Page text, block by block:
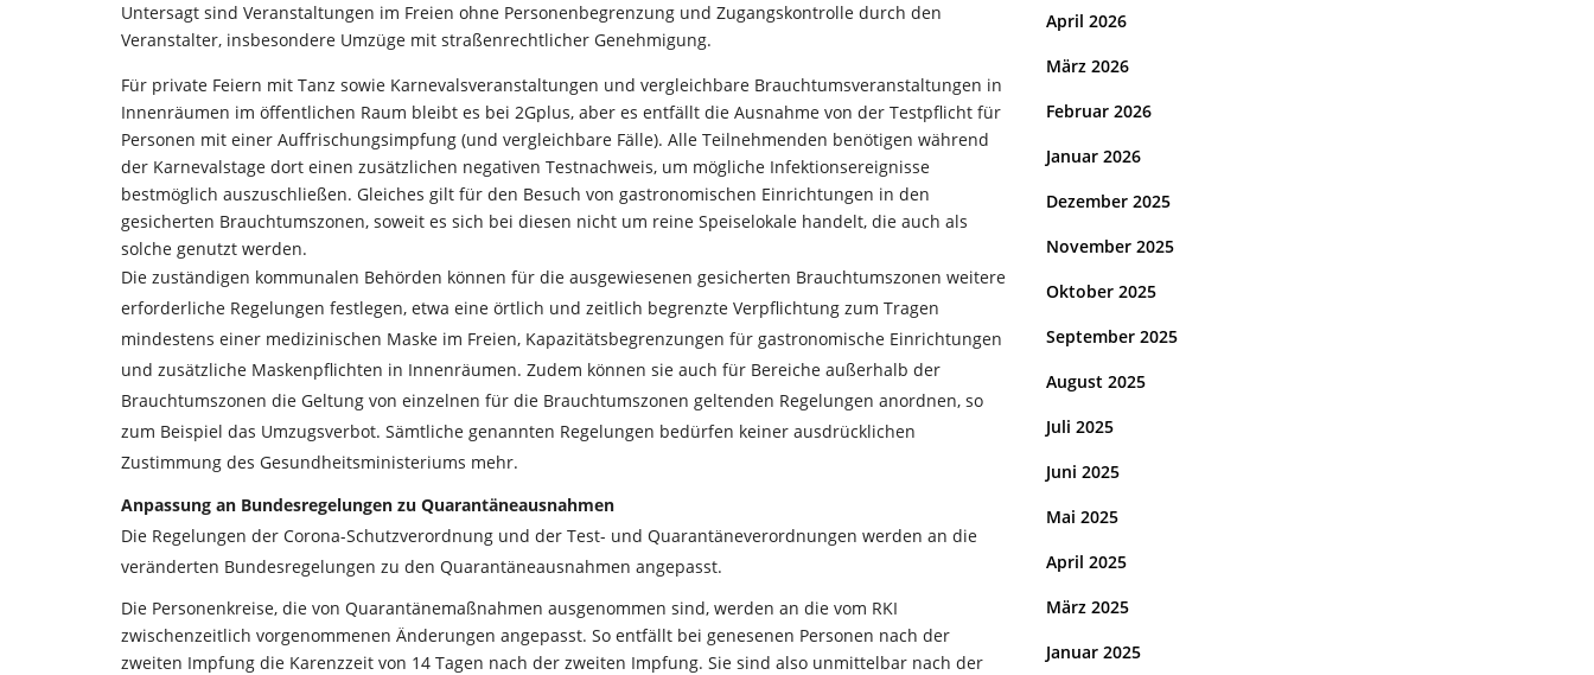
Untersagt sind Veranstaltungen im Freien ohne Personenbegrenzung und Zugangskontrolle durch den
Veranstalter, insbesondere Umzüge mit straßenrechtlicher Genehmigung.
Für private Feiern mit Tanz sowie Karnevalsveranstaltungen und vergleichbare Brauchtumsveranstaltungen in
Innenräumen im öffentlichen Raum bleibt es bei 2Gplus, aber es entfällt die Ausnahme von der Testpflicht für
Personen mit einer Auffrischungsimpfung (und vergleichbare Fälle). Alle Teilnehmenden benötigen während
der Karnevalstage dort einen zusätzlichen negativen Testnachweis, um mögliche Infektionsereignisse
bestmöglich auszuschließen. Gleiches gilt für den Besuch von gastronomischen Einrichtungen in den
gesicherten Brauchtumszonen, soweit es sich bei diesen nicht um reine Speiselokale handelt, die auch als
solche genutzt werden.
Die zuständigen kommunalen Behörden können für die ausgewiesenen gesicherten Brauchtumszonen weitere
erforderliche Regelungen festlegen, etwa eine örtlich und zeitlich begrenzte Verpflichtung zum Tragen
mindestens einer medizinischen Maske im Freien, Kapazitätsbegrenzungen für gastronomische Einrichtungen
und zusätzliche Maskenpflichten in Innenräumen. Zudem können sie auch für Bereiche außerhalb der
Brauchtumszonen die Geltung von einzelnen für die Brauchtumszonen geltenden Regelungen anordnen, so
zum Beispiel das Umzugsverbot. Sämtliche genannten Regelungen bedürfen keiner ausdrücklichen
Zustimmung des Gesundheitsministeriums mehr.
Anpassung an Bundesregelungen zu Quarantäneausnahmen
Die Regelungen der Corona-Schutzverordnung und der Test- und Quarantäneverordnungen werden an die
veränderten Bundesregelungen zu den Quarantäneausnahmen angepasst.
Die Personenkreise, die von Quarantänemaßnahmen ausgenommen sind, werden an die vom RKI
zwischenzeitlich vorgenommenen Änderungen angepasst. So entfällt bei genesenen Personen nach der
zweiten Impfung die Karenzzeit von 14 Tagen nach der zweiten Impfung. Sie sind also unmittelbar nach der
April 2026
März 2026
Februar 2026
Januar 2026
Dezember 2025
November 2025
Oktober 2025
September 2025
August 2025
Juli 2025
Juni 2025
Mai 2025
April 2025
März 2025
Januar 2025